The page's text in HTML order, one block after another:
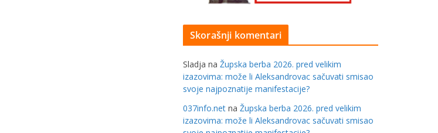
Skorašnji komentari
Sladja na Župska berba 2026. pred velikim
izazovima: može li Aleksandrovac sačuvati smisao
svoje najpoznatije manifestacije?
037info.net na Župska berba 2026. pred velikim
izazovima: može li Aleksandrovac sačuvati smisao